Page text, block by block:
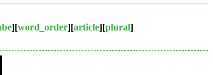
][word_order][article][plural]